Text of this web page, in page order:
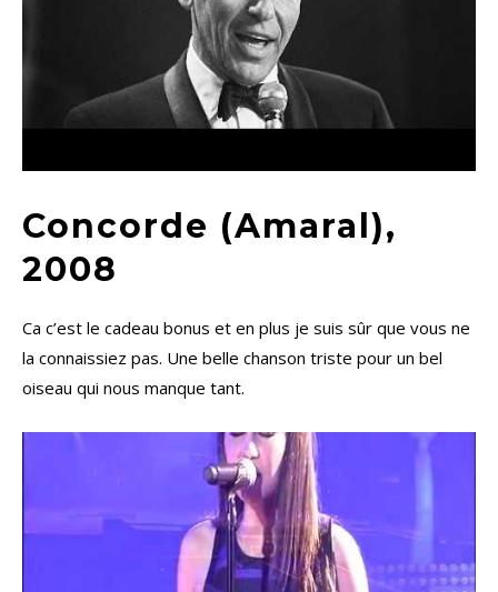
Concorde (Amaral),
2008
Ca c’est le cadeau bonus et en plus je suis sûr que vous ne
la connaissiez pas. Une belle chanson triste pour un bel
oiseau qui nous manque tant.